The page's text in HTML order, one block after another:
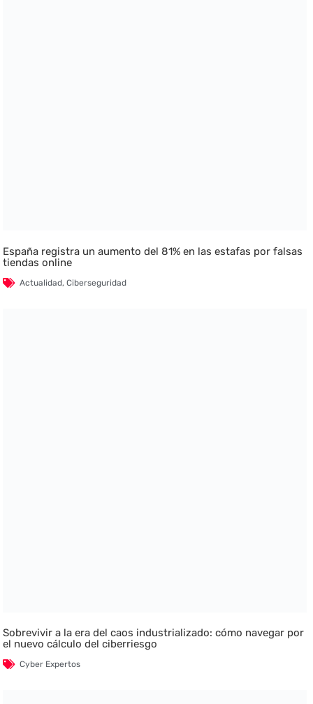
España registra un aumento del 81% en las estafas por falsas
tiendas online
Actualidad,Ciberseguridad
Sobrevivir a la era del caos industrializado: cómo navegar por
el nuevo cálculo del ciberriesgo
Cyber Expertos